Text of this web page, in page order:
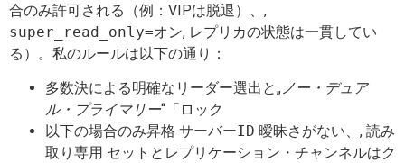
合のみ許可される（例：VIPは脱退）、,
super_read_only=オン, レプリカの状態は一貫してい
る）。私のルールは以下の通り：
多数決による明確なリーダー選出と„ノー・デュア
ル・プライマリー“「ロック
以下の場合のみ昇格 サーバーID 曖昧さがない、, 読み
取り専用 セットとレプリケーション・チャンネルはク